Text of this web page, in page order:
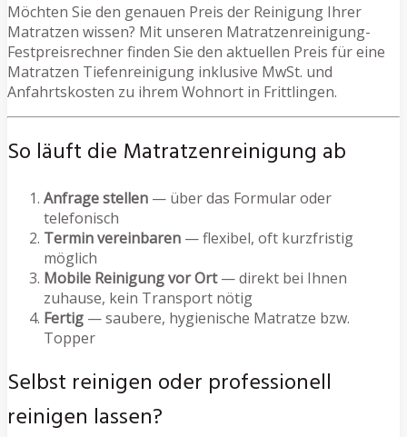
Möchten Sie den genauen Preis der Reinigung Ihrer
Matratzen wissen? Mit unseren Matratzenreinigung-
Festpreisrechner finden Sie den aktuellen Preis für eine
Matratzen Tiefenreinigung inklusive MwSt. und
Anfahrtskosten zu ihrem Wohnort in Frittlingen.
So läuft die Matratzenreinigung ab
Anfrage stellen — über das Formular oder
telefonisch
Termin vereinbaren — flexibel, oft kurzfristig
möglich
Mobile Reinigung vor Ort— direkt bei Ihnen
zuhause, kein Transport nötig
Fertig — saubere, hygienische Matratze bzw.
Topper
Selbst reinigen oder professionell
reinigen lassen?